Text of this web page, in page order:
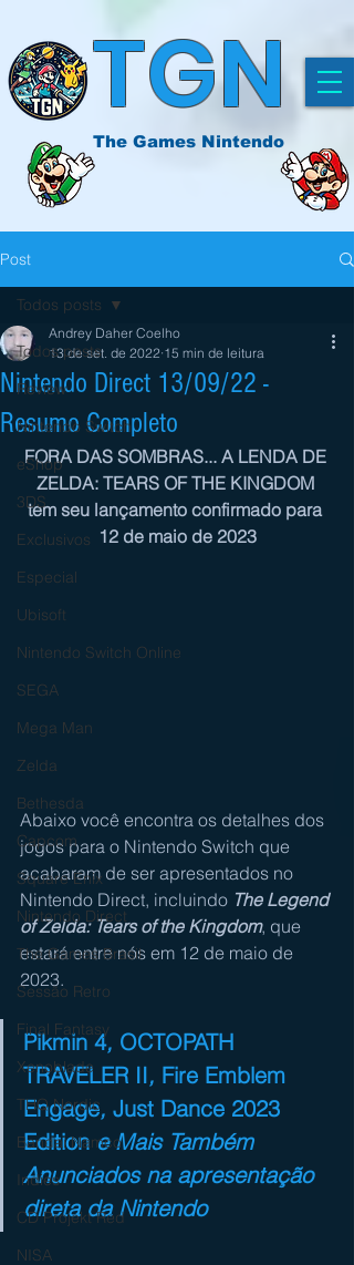
TGN
The Games Nintendo
Post
Todos posts
Review
Nintendo Switch
eShop
3DS
Exclusivos
Especial
Ubisoft
Nintendo Switch Online
SEGA
Mega Man
Zelda
Bethesda
Capcom
Square Enix
Nintendo Direct
The Games Brasil
Sessão Retro
Final Fantasy
Xenoblade
THQ Nordic
Bandai Namco
Indies
CD Projekt Red
NISA
Todos posts
Nintendo Direct 13/09/22 -
Resumo Completo
Andrey Daher Coelho
13 de set. de 2022 15 min de leitura
FORA DAS SOMBRAS... A LENDA DE
ZELDA: TEARS OF THE KINGDOM
tem seu lançamento confirmado para
12 de maio de 2023
Abaixo você encontra os detalhes dos
jogos para o Nintendo Switch que
acabaram de ser apresentados no
Nintendo Direct, incluindo The Legend
of Zelda: Tears of the Kingdom, que
estará entre nós em 12 de maio de
2023.
Pikmin 4, OCTOPATH
TRAVELER II, Fire Emblem
Engage, Just Dance 2023
Edition e Mais Também
Anunciados na apresentação
direta da Nintendo